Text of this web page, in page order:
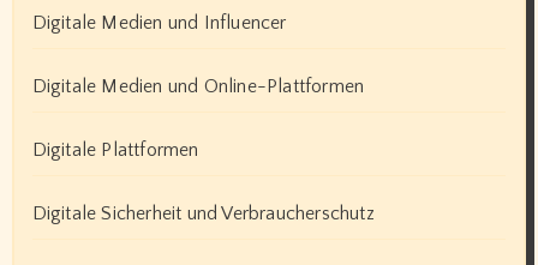
Digitale Medien und Influencer
Digitale Medien und Online-Plattformen
Digitale Plattformen
Digitale Sicherheit und Verbraucherschutz